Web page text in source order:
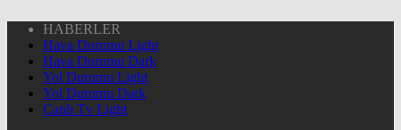
HABERLER
Hava Durumu Light
Hava Durumu Dark
Yol Durumu Light
Yol Durumu Dark
Canlı Tv Light